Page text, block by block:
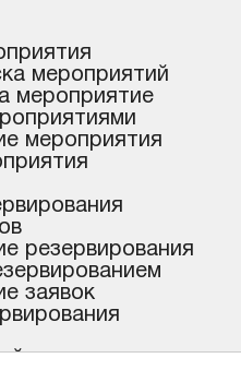
мероприятий
мероприятие
мероприятия
резервирования
заявок
магазина